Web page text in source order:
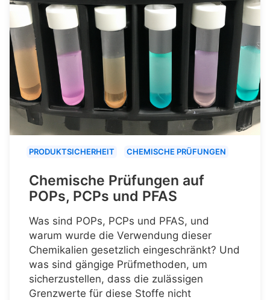
PRODUKTSICHERHEIT CHEMISCHE PRÜFUNGEN
Chemische Prüfungen auf
POPs, PCPs und PFAS
Was sind POPs, PCPs und PFAS, und
warum wurde die Verwendung dieser
Chemikalien gesetzlich eingeschränkt? Und
was sind gängige Prüfmethoden, um
sicherzustellen, dass die zulässigen
Grenzwerte für diese Stoffe nicht